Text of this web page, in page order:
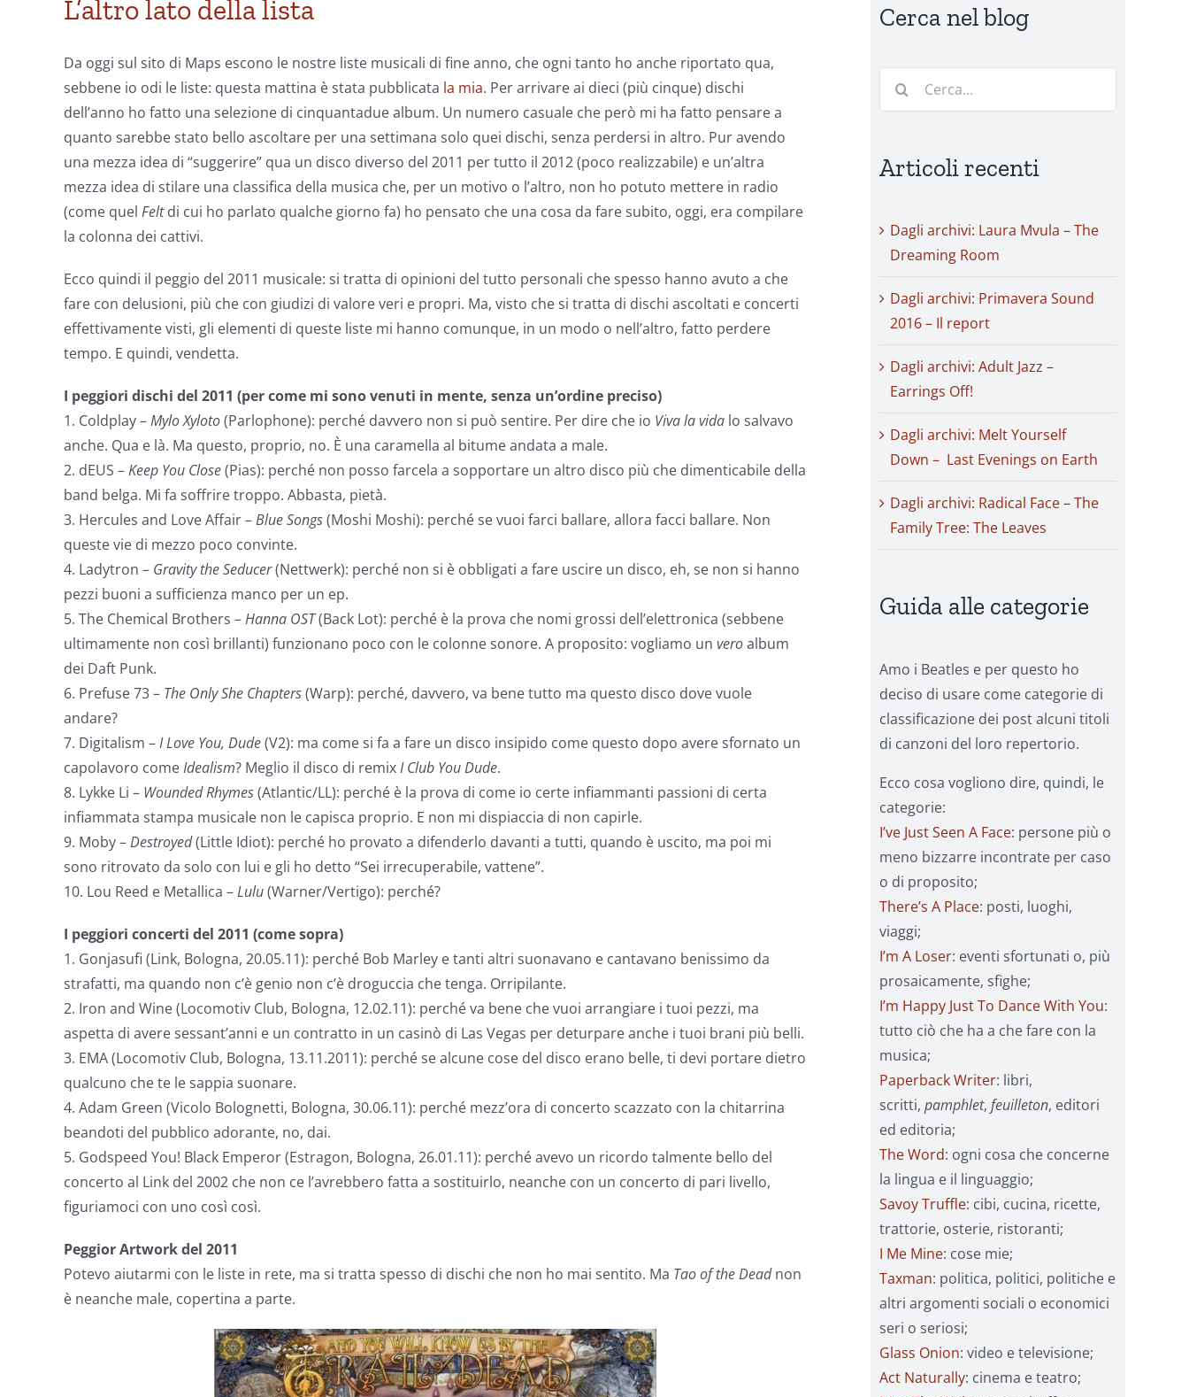
L’altro lato della lista
Da oggi sul sito di Maps escono le nostre liste musicali di fine anno, che ogni tanto ho anche riportato qua,
sebbene io odi le liste: questa mattina è stata pubblicata la mia. Per arrivare ai dieci (più cinque) dischi
dell’anno ho fatto una selezione di cinquantadue album. Un numero casuale che però mi ha fatto pensare a
quanto sarebbe stato bello ascoltare per una settimana solo quei dischi, senza perdersi in altro. Pur avendo
una mezza idea di “suggerire” qua un disco diverso del 2011 per tutto il 2012 (poco realizzabile) e un’altra
mezza idea di stilare una classifica della musica che, per un motivo o l’altro, non ho potuto mettere in radio
(come quel Feltdi cui ho parlato qualche giorno fa) ho pensato che una cosa da fare subito, oggi, era compilare
la colonna dei cattivi.
Ecco quindi il peggio del 2011 musicale: si tratta di opinioni del tutto personali che spesso hanno avuto a che
fare con delusioni, più che con giudizi di valore veri e propri. Ma, visto che si tratta di dischi ascoltati e concerti
effettivamente visti, gli elementi di queste liste mi hanno comunque, in un modo o nell’altro, fatto perdere
tempo. E quindi, vendetta.
I peggiori dischi del 2011 (per come mi sono venuti in mente, senza un’ordine preciso)
1. Coldplay –Mylo Xyloto(Parlophone): perché davvero non si può sentire. Per dire che io Viva la vida lo salvavo
anche. Qua e là. Ma questo, proprio, no. È una caramella al bitume andata a male.
2. dEUS –Keep You Close(Pias): perché non posso farcela a sopportare un altro disco più che dimenticabile della
band belga. Mi fa soffrire troppo. Abbasta, pietà.
3. Hercules and Love Affair –Blue Songs(Moshi Moshi): perché se vuoi farci ballare, allora facci ballare. Non
queste vie di mezzo poco convinte.
4. Ladytron – Gravity the Seducer(Nettwerk): perché non si è obbligati a fare uscire un disco, eh, se non si hanno
pezzi buoni a sufficienza manco per un ep.
5. The Chemical Brothers –Hanna OST(Back Lot): perché è la prova che nomi grossi dell’elettronica (sebbene
ultimamente non così brillanti) funzionano poco con le colonne sonore. A proposito: vogliamo un veroalbum
dei Daft Punk.
6. Prefuse 73 – The Only She Chapters(Warp): perché, davvero, va bene tutto ma questo disco dove vuole
andare?
7. Digitalism –I Love You, Dude(V2): ma come si fa a fare un disco insipido come questo dopo avere sfornato un
capolavoro comeIdealism? Meglio il disco di remixI Club You Dude.
8. Lykke Li – Wounded Rhymes(Atlantic/LL): perché è la prova di come io certe infiammanti passioni di certa
infiammata stampa musicale non le capisca proprio. E non mi dispiaccia di non capirle.
9. Moby –Destroyed(Little Idiot): perché ho provato a difenderlo davanti a tutti, quando è uscito, ma poi mi
sono ritrovato da solo con lui e gli ho detto “Sei irrecuperabile, vattene”.
10. Lou Reed e Metallica –Lulu(Warner/Vertigo): perché?
I peggiori concerti del 2011 (come sopra)
1. Gonjasufi (Link, Bologna, 20.05.11): perché Bob Marley e tanti altri suonavano e cantavano benissimo da
strafatti, ma quando non c’è genio non c’è droguccia che tenga. Orripilante.
2. Iron and Wine (Locomotiv Club, Bologna, 12.02.11): perché va bene che vuoi arrangiare i tuoi pezzi, ma
aspetta di avere sessant’anni e un contratto in un casinò di Las Vegas per deturpare anche i tuoi brani più belli.
3. EMA (Locomotiv Club, Bologna, 13.11.2011): perché se alcune cose del disco erano belle, ti devi portare dietro
qualcuno che te le sappia suonare.
4. Adam Green (Vicolo Bolognetti, Bologna, 30.06.11): perché mezz’ora di concerto scazzato con la chitarrina
beandoti del pubblico adorante, no, dai.
5. Godspeed You! Black Emperor (Estragon, Bologna, 26.01.11): perché avevo un ricordo talmente bello del
concerto al Link del 2002 che non ce l’avrebbero fatta a sostituirlo, neanche con un concerto di pari livello,
figuriamoci con uno così così.
Peggior Artwork del 2011
Potevo aiutarmi con le liste in rete, ma si tratta spesso di dischi che non ho mai sentito. Ma Tao of the Deadnon
è neanche male, copertina a parte.
Cerca nel blog
Cerca
Articoli recenti
Dagli archivi: Laura Mvula – The
Dreaming Room
Dagli archivi: Primavera Sound
2016 – Il report
Dagli archivi: Adult Jazz –
Earrings Off!
Dagli archivi: Melt Yourself
Down – Last Evenings on Earth
Dagli archivi: Radical Face – The
Family Tree: The Leaves
Guida alle categorie
Amo i Beatles e per questo ho
deciso di usare come categorie di
classificazione dei post alcuni titoli
di canzoni del loro repertorio.
Ecco cosa vogliono dire, quindi, le
categorie:
I’ve Just Seen A Face: persone più o
meno bizzarre incontrate per caso
o di proposito;
There’s A Place: posti, luoghi,
viaggi;
I’m A Loser: eventi sfortunati o, più
prosaicamente, sfighe;
I’m Happy Just To Dance With You:
tutto ciò che ha a che fare con la
musica;
Paperback Writer: libri,
scritti, pamphlet, feuilleton, editori
ed editoria;
The Word: ogni cosa che concerne
la lingua e il linguaggio;
Savoy Truffle: cibi, cucina, ricette,
trattorie, osterie, ristoranti;
I Me Mine: cose mie;
Taxman: politica, politici, politiche e
altri argomenti sociali o economici
seri o seriosi;
Glass Onion: video e televisione;
Act Naturally: cinema e teatro;